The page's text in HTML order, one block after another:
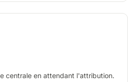
centrale en attendant l'attribution.